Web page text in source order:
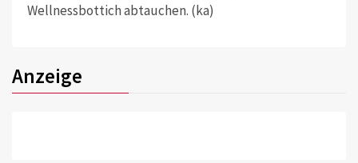
Wellnessbottich abtauchen. (ka)
Anzeige